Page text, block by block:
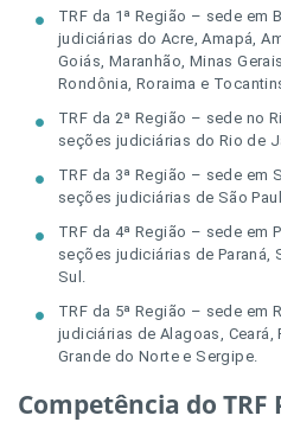
TRF da 1ª Região – sede em
judiciárias do Acre, Amapá,
Goiás, Maranhão, Minas
Rondônia, Roraima e
TRF da 2ª Região – sede no
seções judiciárias do Rio de
TRF da 3ª Região – sede em
seções judiciárias de São
TRF da 4ª Região – sede em
seções judiciárias de Paraná,
Sul.
TRF da 5ª Região – sede em
judiciárias de Alagoas, Ceará,
Grande do Norte e Sergipe.
Competência do TRF